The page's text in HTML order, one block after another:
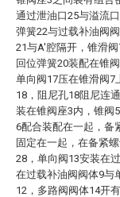
通过泄油口25与溢流
弹簧22与过载补油阀
21与A′腔隔开，锥滑
回位弹簧20装配在锥
单向阀17压在锥滑阀7
18，阻尼孔18阻尼连
装在锥阀座3内，锥阀
6配合装配在一起，备
固定在一起，在备紧
28，单向阀13安装在
在过载补油阀阀体9与
12，多路阀阀体14开